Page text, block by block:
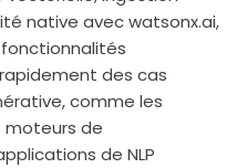
native avec watsonx.ai,
fonctionnalités
des cas
comme les
de
de NLP